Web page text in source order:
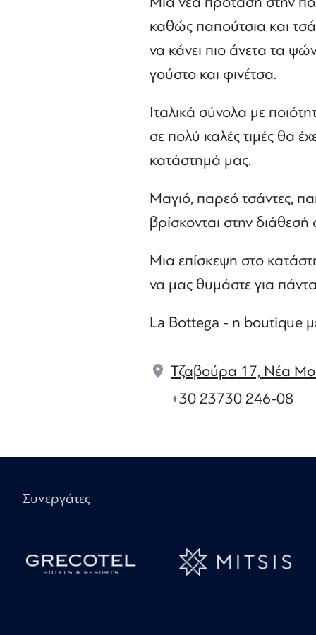
καθώς παπούτσια και
να κάνει πιο άνετα τα
γούστο και φινέτσα.
Ιταλικά σύνολα με
σε πολύ καλές τιμές θα
κατάστημά μας.
Μαγιό, παρεό τσάντες,
βρίσκονται στην διάθεσή
Μια επίσκεψη στο
να μας θυμάστε για
La Bottega - η boutique με
Τζαβούρα 17, Νέα
+30 23730 246-08
Συνεργάτες